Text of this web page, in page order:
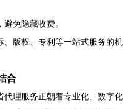
免隐藏收费。
、版权、专利等一站式服务的机
合
代理服务正朝着专业化、数字化